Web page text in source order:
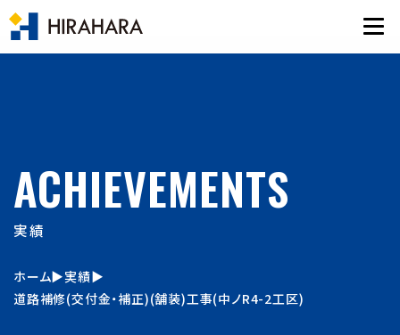
ACHIEVEMENTS
実績
ホーム▶︎実績▶︎
道路補修(交付金・補正)(舗装)工事(中ノR4-2工区)